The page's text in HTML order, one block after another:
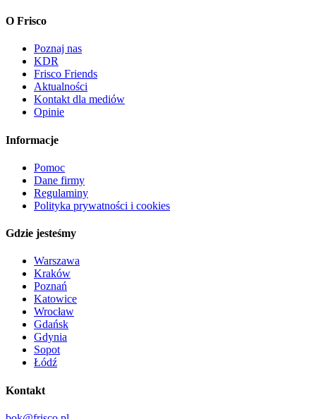
O Frisco
Poznaj nas
KDR
Frisco Friends
Aktualności
Kontakt dla mediów
Opinie
Informacje
Pomoc
Dane firmy
Regulaminy
Polityka prywatności i cookies
Gdzie jesteśmy
Warszawa
Kraków
Poznań
Katowice
Wrocław
Gdańsk
Gdynia
Sopot
Łódź
Kontakt